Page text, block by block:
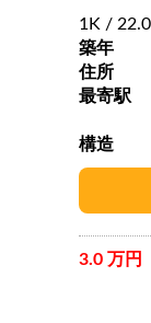
1K /
築年
住所
最寄駅
構造
3.0 万円